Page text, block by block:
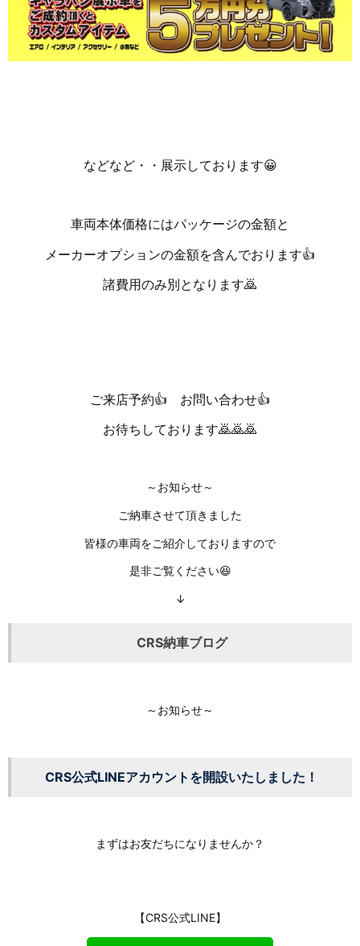
などなど・・展示しております😀
車両本体価格にはパッケージの金額と
メーカーオプションの金額を含んでおります👍
諸費用のみ別となります🙇
ご来店予約👍 お問い合わせ👍
お待ちしております🙇🙇🙇
～お知らせ～
ご納車させて頂きました
皆様の車両をご紹介しておりますので
是非ご覧ください😆
↓
CRS納車ブログ
～お知らせ～
CRS公式LINEアカウントを開設いたしました！
まずはお友だちになりませんか？
【CRS公式LINE】